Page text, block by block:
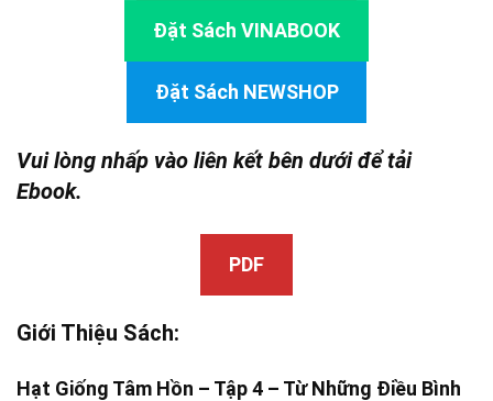
Đặt Sách VINABOOK
Đặt Sách NEWSHOP
Vui lòng nhấp vào liên kết bên dưới để tải
Ebook.
PDF
Giới Thiệu Sách:
Hạt Giống Tâm Hồn – Tập 4 – Từ Những Điều Bình